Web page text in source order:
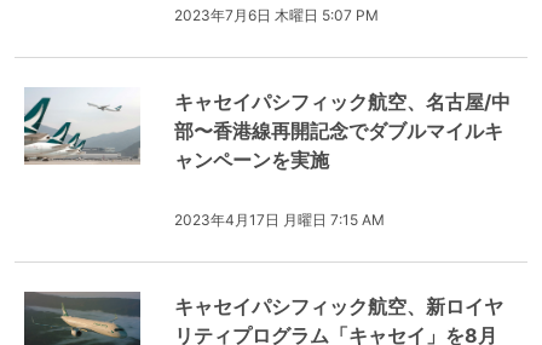
2023年7月6日 木曜日 5:07 PM
キャセイパシフィック航空、名古屋/中
部〜香港線再開記念でダブルマイルキ
ャンペーンを実施
2023年4月17日 月曜日 7:15 AM
キャセイパシフィック航空、新ロイヤ
リティプログラム「キャセイ」を8月